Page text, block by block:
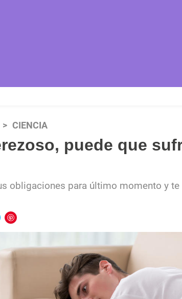
CIENCIA
puede que
obligaciones para último momento y